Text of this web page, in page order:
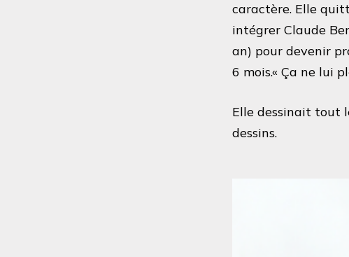
caractère. Elle
intégrer Claude
an) pour devenir
6 mois.« Ça ne lui
Elle dessinait tout
dessins.